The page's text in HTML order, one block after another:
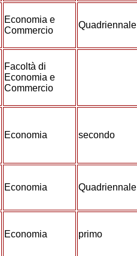
Economia e
Commercio
Quadriennale
Facoltà di
Economia e
Commercio
Economia secondo
Economia Quadriennale
Economia primo